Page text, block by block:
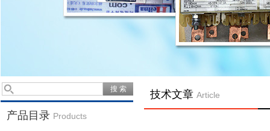
产品目录 Products
技术文章 Article